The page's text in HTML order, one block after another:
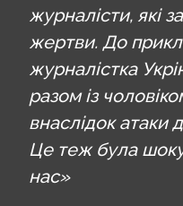
журналісти, які
жертви. До
журналістка
разом із
внаслідок атаки
Це теж була
нас»